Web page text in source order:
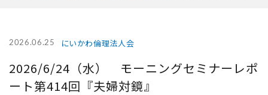
2026.06.25 にいかわ倫理法人会
2026/6/24（水） モーニングセミナーレポ
ート第414回『夫婦対鏡』